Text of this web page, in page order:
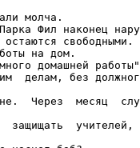
молча.
Фил наконец
свободными.
на дом.
домашней
делам, без
Через  месяц
защищать  учителей,